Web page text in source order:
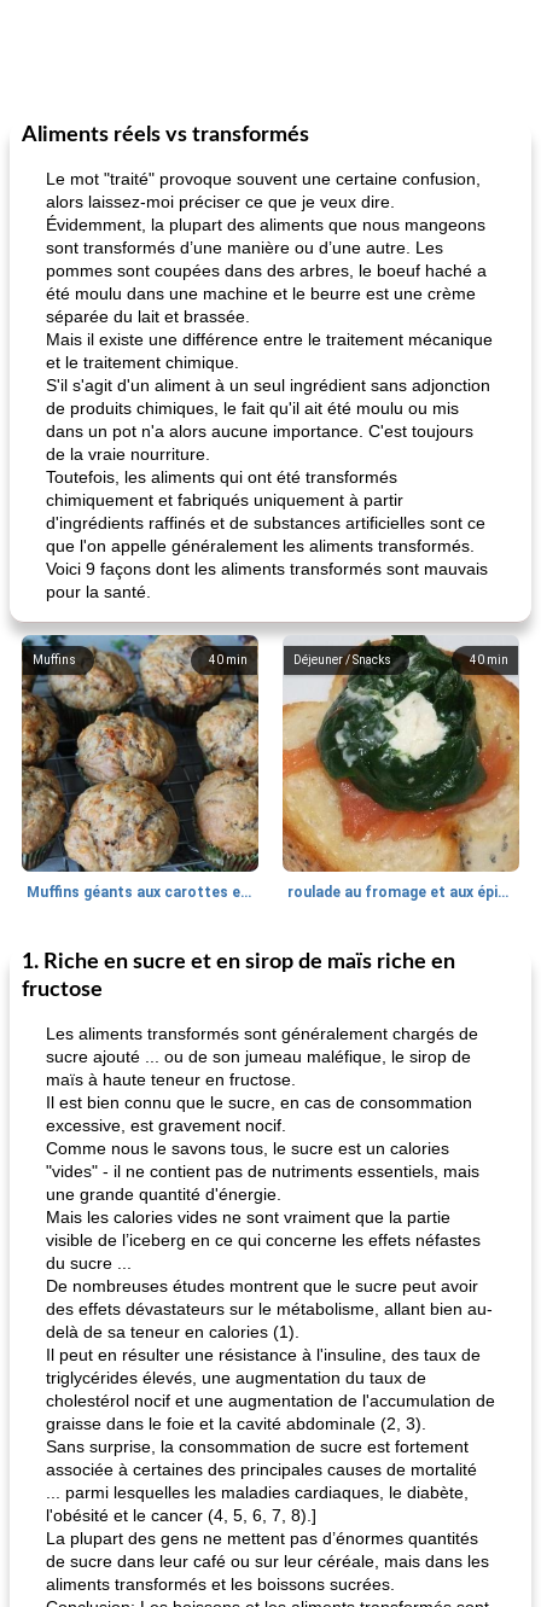
Aliments réels vs transformés
Le mot "traité" provoque souvent une certaine confusion,
alors laissez-moi préciser ce que je veux dire.
Évidemment, la plupart des aliments que nous mangeons
sont transformés d’une manière ou d’une autre. Les
pommes sont coupées dans des arbres, le boeuf haché a
été moulu dans une machine et le beurre est une crème
séparée du lait et brassée.
Mais il existe une différence entre le traitement mécanique
et le traitement chimique.
S'il s'agit d'un aliment à un seul ingrédient sans adjonction
de produits chimiques, le fait qu'il ait été moulu ou mis
dans un pot n'a alors aucune importance. C'est toujours
de la vraie nourriture.
Toutefois, les aliments qui ont été transformés
chimiquement et fabriqués uniquement à partir
d'ingrédients raffinés et de substances artificielles sont ce
que l'on appelle généralement les aliments transformés.
Voici 9 façons dont les aliments transformés sont mauvais
pour la santé.
40 min
Muffins
Muffins géants aux carottes et à la banane de Nif
40 min
Déjeuner / Snacks
roulade au fromage et aux épinards
30min
Marques de confiance: recettes et
fiesta tostadas
Viande et volaille
1. Riche en sucre et en sirop de maïs riche en
fructose
Les aliments transformés sont généralement chargés de
sucre ajouté ... ou de son jumeau maléfique, le sirop de
maïs à haute teneur en fructose.
Il est bien connu que le sucre, en cas de consommation
excessive, est gravement nocif.
Comme nous le savons tous, le sucre est un calories
"vides" - il ne contient pas de nutriments essentiels, mais
une grande quantité d'énergie.
Mais les calories vides ne sont vraiment que la partie
visible de l’iceberg en ce qui concerne les effets néfastes
du sucre ...
De nombreuses études montrent que le sucre peut avoir
des effets dévastateurs sur le métabolisme, allant bien au-
delà de sa teneur en calories (1).
Il peut en résulter une résistance à l'insuline, des taux de
triglycérides élevés, une augmentation du taux de
cholestérol nocif et une augmentation de l'accumulation de
graisse dans le foie et la cavité abdominale (2, 3).
Sans surprise, la consommation de sucre est fortement
associée à certaines des principales causes de mortalité
... parmi lesquelles les maladies cardiaques, le diabète,
l'obésité et le cancer (4, 5, 6, 7, 8).]
La plupart des gens ne mettent pas d’énormes quantités
de sucre dans leur café ou sur leur céréale, mais dans les
aliments transformés et les boissons sucrées.